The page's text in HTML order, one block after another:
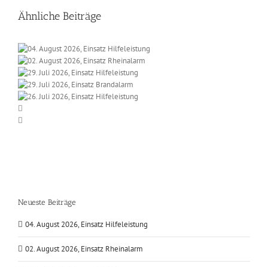
Ähnliche Beiträge
Neueste Beiträge
04. August 2026, Einsatz Hilfeleistung
02. August 2026, Einsatz Rheinalarm